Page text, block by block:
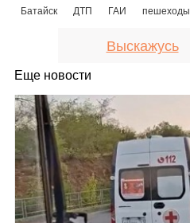
Батайск ДТП ГАИ пешеходы
Выскажусь
Еще новости